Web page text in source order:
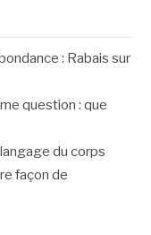
: Rabais sur
question : que
langage du corps
façon de